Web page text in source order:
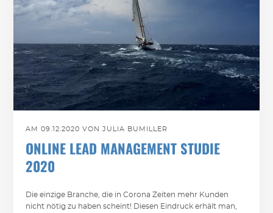
AM 09.12.2020 VON JULIA BUMILLER
ONLINE LEAD MANAGEMENT STUDIE
2020
Die einzige Branche, die in Corona Zeiten mehr Kunden
nicht nötig zu haben scheint! Diesen Eindruck erhält man,